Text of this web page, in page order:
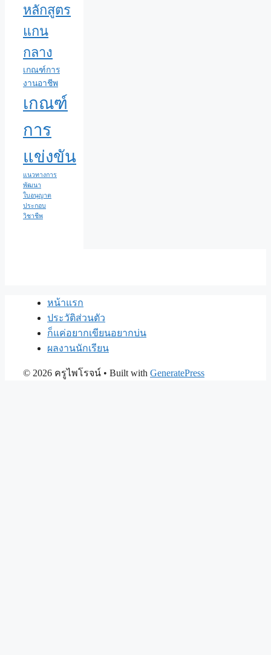
หลักสูตร
แกน
กลาง
เกณฑ์การ
งานอาชีพ
เกณฑ์
การ
แข่งขัน
แนวทางการ
พัฒนา
ใบอนุญาต
ประกอบ
วิชาชีพ
หน้าแรก
ประวัติส่วนตัว
ก็แค่อยากเขียนอยากบ่น
ผลงานนักเรียน
© 2026 ครูไพโรจน์ • Built with GeneratePress